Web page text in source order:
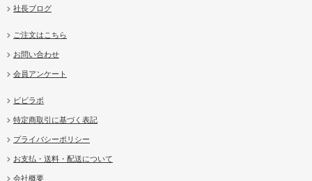
社長ブログ
ご注文はこちら
お問い合わせ
会員アンケート
ビビラボ
特定商取引に基づく表記
プライバシーポリシー
お支払・送料・配送について
会社概要